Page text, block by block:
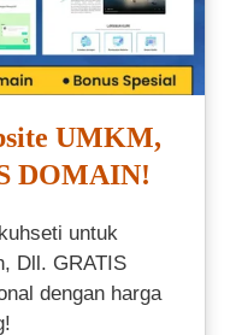
UMKM,
DOMAIN!
untuk
Dll. GRATIS
dengan harga